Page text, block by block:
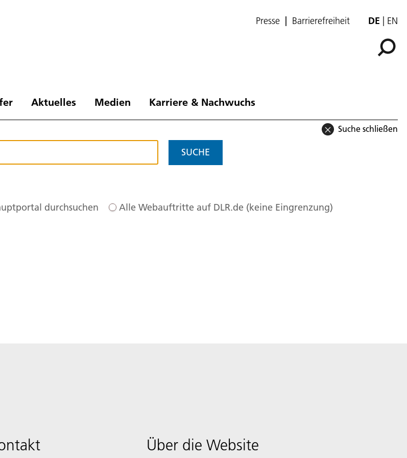
Presse Barrierefreiheit DE EN
Aktuelles Medien Karriere & Nachwuchs
Suche schließen
SUCHE
durchsuchen Alle Webauftritte auf DLR.de (keine Eingrenzung)
Über die Website